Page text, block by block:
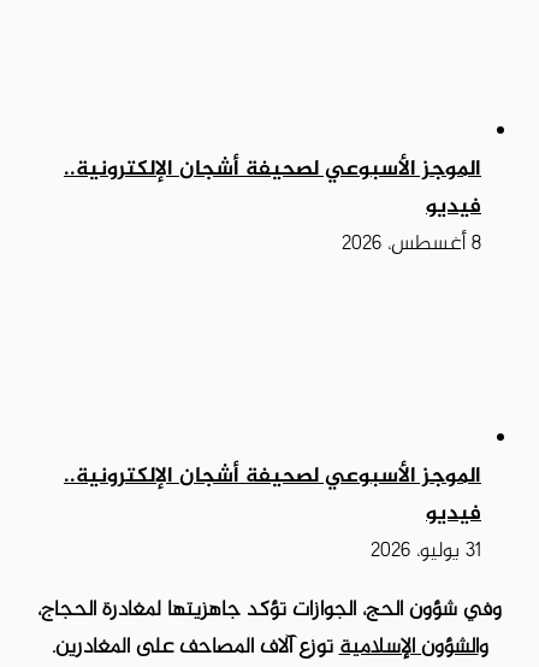
الموجز الأسبوعي لصحيفة أشجان الإلكترونية..
فيديو
8 أغسطس، 2026
الموجز الأسبوعي لصحيفة أشجان الإلكترونية..
فيديو
31 يوليو، 2026
وفي شؤون الحج، الجوازات تؤكد جاهزيتها لمغادرة الحجاج،
والشؤون الإسلاميةتوزع آلاف المصاحف على المغادرين.